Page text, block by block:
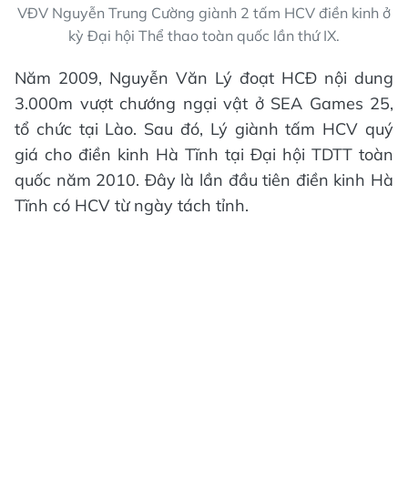
VĐV Nguyễn Trung Cường giành 2 tấm HCV điền kinh ở
kỳ Đại hội Thể thao toàn quốc lần thứ IX.
Năm 2009, Nguyễn Văn Lý đoạt HCĐ nội dung
3.000m vượt chướng ngại vật ở SEA Games 25,
tổ chức tại Lào. Sau đó, Lý giành tấm HCV quý
giá cho điền kinh Hà Tĩnh tại Đại hội TDTT toàn
quốc năm 2010. Đây là lần đầu tiên điền kinh Hà
Tĩnh có HCV từ ngày tách tỉnh.